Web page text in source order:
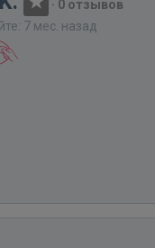
· 0 отзывов
7 мес. назад